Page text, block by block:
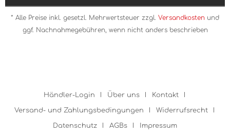
* Alle Preise inkl. gesetzl. Mehrwertsteuer zzgl. Versandkosten und
ggf. Nachnahmegebühren, wenn nicht anders beschrieben
Händler-Login Über uns Kontakt
Versand- und Zahlungsbedingungen Widerrufsrecht
Datenschutz AGBs Impressum